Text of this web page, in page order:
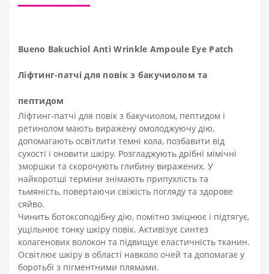
Bueno Bakuchiol Anti Wrinkle Ampoule Eye Patch
Ліфтинг-патчі для повік з бакучиолом та
пептидом
Ліфтинг-патчі для повік з бакучиолом, пептидом і
ретинолом мають виражену омолоджуючу дію,
допомагають освітлити темні кола, позбавити від
сухості і оновити шкіру. Розгладжують дрібні мімічні
зморшки та скорочують глибину виражених. У
найкоротші терміни знімають припухлість та
тьмяність, повертаючи свіжість погляду та здорове
сяйво.
Чинить ботоксоподібну дію, помітно зміцнює і підтягує,
ущільнює тонку шкіру повік. Активізує синтез
колагенових волокон та підвищує еластичність тканин.
Освітлює шкіру в області навколо очей та допомагає у
боротьбі з пігментними плямами.